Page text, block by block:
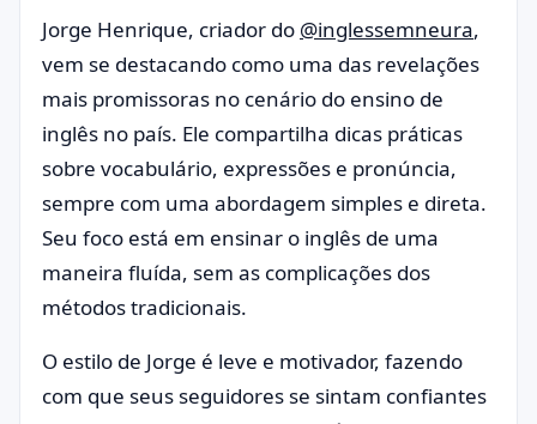
Jorge Henrique, criador do @inglessemneura,
vem se destacando como uma das revelações
mais promissoras no cenário do ensino de
inglês no país. Ele compartilha dicas práticas
sobre vocabulário, expressões e pronúncia,
sempre com uma abordagem simples e direta.
Seu foco está em ensinar o inglês de uma
maneira fluída, sem as complicações dos
métodos tradicionais.
O estilo de Jorge é leve e motivador, fazendo
com que seus seguidores se sintam confiantes